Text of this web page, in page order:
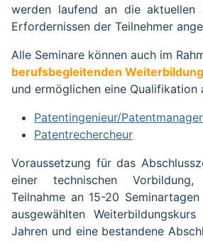
werden laufend an die aktuellen
Erfordernissen der Teilnehmer
Alle Seminare können auch im
berufsbegleitenden Weiterbildung
und ermöglichen eine Qualifikation
Patentingenieur/Patentmanager
Patentrechercheur
Voraussetzung für das
einer technischen
Teilnahme an 15-20
ausgewählten
Jahren und eine bestandene